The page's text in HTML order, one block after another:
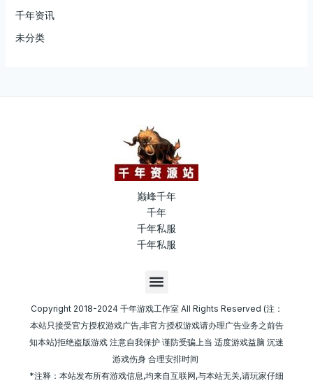
千年资讯
未分类
巅峰千年
千年
千年私服
千年私服
M
e
n
u
Copyright 2018-2024 千年游戏工作室 All Rights Reserved (注：
本站只接受官方授权游戏广告,非官方授权游戏请办理广告业务之前告
知本站)拒绝盗版游戏 注意自我保护 谨防受骗上当 适度游戏益脑 沉迷
游戏伤身 合理安排时间
*注释：本站发布所有游戏信息,均来自互联网,与本站无关,请玩家仔细